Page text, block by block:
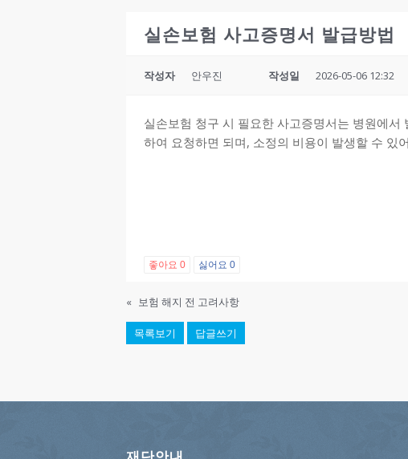
실손보험 사고증명서 발급방법
작성자 안우진 작성일 2026-05-06 12:32
실손보험 청구 시 필요한 사고증명서는 병원에
하여 요청하면 되며, 소정의 비용이 발생할 수 있
좋아요 0 싫어요 0
« 보험 해지 전 고려사항
목록보기 답글쓰기